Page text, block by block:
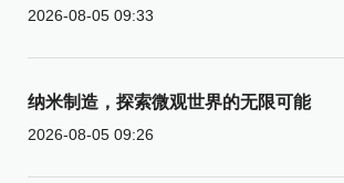
2026-08-05 09:33
纳米制造，探索微观世界的无限可能
2026-08-05 09:26